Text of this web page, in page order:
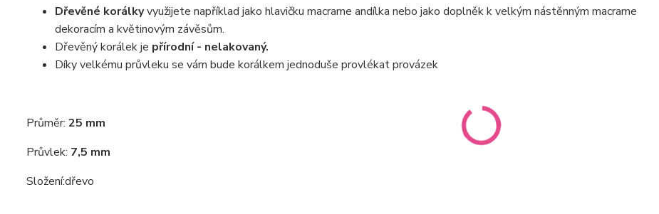
Dřevěné korálkyvyužijete například jako hlavičku macrame andílka nebo jako doplněk k velkým nástěnným macrame
dekoracím a květinovým závěsům.
Dřevěný korálek je přírodní - nelakovaný.
Díky velkému průvleku se vám bude korálkem jednoduše provlékat provázek
Průměr: 25 mm
Průvlek: 7,5 mm
Složení:dřevo